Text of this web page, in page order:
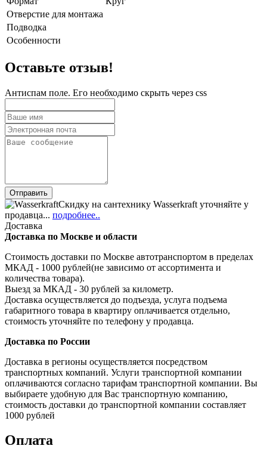
Отверстие для монтажа
Подводка
Особенности
Оставьте отзыв!
Антиспам поле. Его необходимо скрыть через css
Скидку на сантехнику Wasserkraft уточняйте у
продавца... подробнее..
Доставка
Доставка по Москве и области
Стоимость доставки по Москве автотранспортом в пределах
МКАД - 1000 рублей(не зависимо от ассортимента и
количества товара).
Выезд за МКАД - 30 рублей за километр.
Доставка осуществляется до подъезда, услуга подъема
габаритного товара в квартиру оплачивается отдельно,
стоимость уточняйте по телефону у продавца.
Доставка по России
Доставка в регионы осуществляется посредством
транспортных компаний. Услуги транспортной компании
оплачиваются согласно тарифам транспортной компании. Вы
выбираете удобную для Вас транспортную компанию,
стоимость доставки до транспортной компании составляет
1000 рублей
Оплата